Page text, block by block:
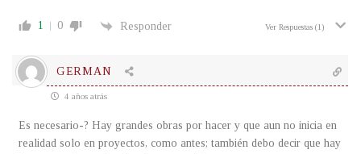
1 0 Responder Ver Respuestas (1)
GERMAN
4 años atrás
Es necesario-? Hay grandes obras por hacer y que aun no inicia en
realidad solo en proyectos, como antes; también debo decir que hay